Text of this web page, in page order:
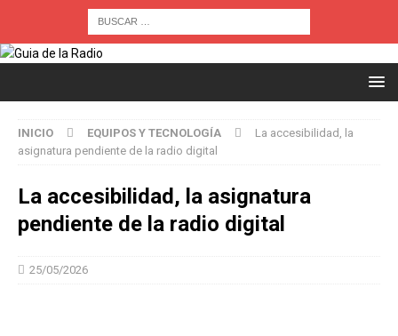
INICIO EQUIPOS Y TECNOLOGÍA
La accesibilidad, la
asignatura pendiente de la radio digital
La accesibilidad, la asignatura
pendiente de la radio digital
25/05/2026